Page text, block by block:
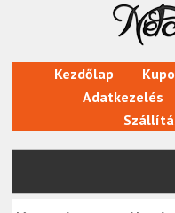
Kezdőlap
Adatkezelés